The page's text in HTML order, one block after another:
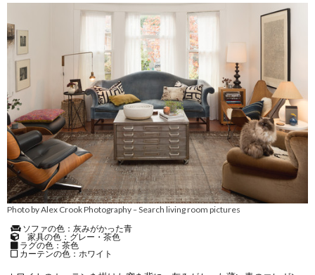
Photo by Alex Crook Photography–Search living room pictures
ソファの色：灰みがかった青
家具の色：グレー・茶色
ラグの色：茶色
カーテンの色：ホワイト